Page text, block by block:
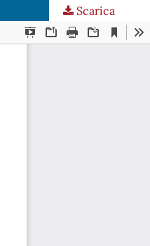
Scarica